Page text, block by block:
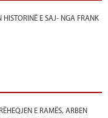
E SAJ- NGA FRANK
E RAMËS, ARBEN